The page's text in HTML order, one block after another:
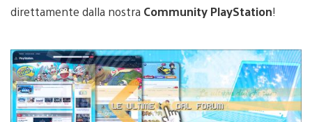
direttamente dalla nostra Community PlayStation!